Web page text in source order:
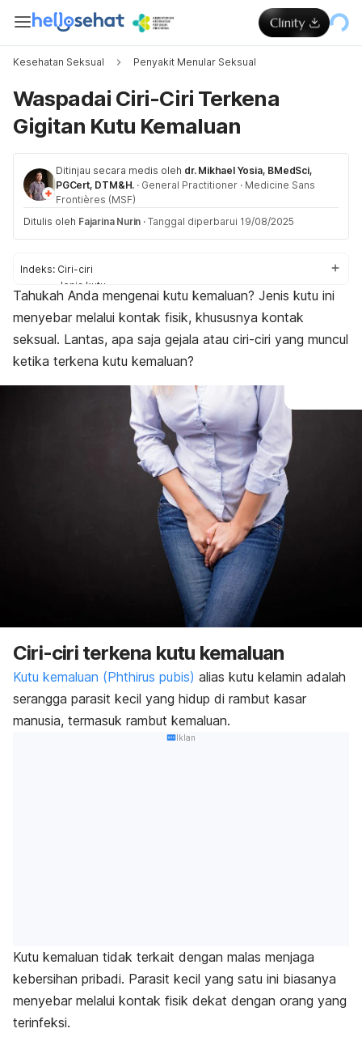
Kesehatan Seksual Penyakit Menular Seksual
Waspadai Ciri-Ciri Terkena
Gigitan Kutu Kemaluan
Ditinjau secara medis oleh dr. Mikhael Yosia, BMedSci,
PGCert, DTM&H. · General Practitioner · Medicine Sans
Frontières (MSF)
Ditulis oleh Fajarina Nurin · Tanggal diperbarui 19/08/2025
Indeks: Ciri-ciri
Jenis kutu
Periksa ke dokter
Tahukah Anda mengenai kutu kemaluan? Jenis kutu ini
menyebar melalui kontak fisik, khususnya kontak
seksual. Lantas, apa saja gejala atau ciri-ciri yang muncul
ketika terkena kutu kemaluan?
Ciri-ciri terkena kutu kemaluan
Kutu kemaluan (Phthirus pubis) alias kutu kelamin adalah
serangga parasit kecil yang hidup di rambut kasar
manusia, termasuk rambut kemaluan.
Iklan
Kutu kemaluan tidak terkait dengan malas menjaga
kebersihan pribadi. Parasit kecil yang satu ini biasanya
menyebar melalui kontak fisik dekat dengan orang yang
terinfeksi.